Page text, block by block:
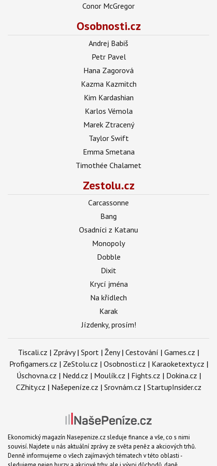
Conor McGregor
Osobnosti.cz
Andrej Babiš
Petr Pavel
Hana Zagorová
Kazma Kazmitch
Kim Kardashian
Karlos Vémola
Marek Ztracený
Taylor Swift
Emma Smetana
Timothée Chalamet
Zestolu.cz
Carcassonne
Bang
Osadníci z Katanu
Monopoly
Dobble
Dixit
Krycí jména
Na křídlech
Karak
Jízdenky, prosím!
Tiscali.cz | Zprávy| Sport | Ženy| Cestování | Games.cz |
Profigamers.cz | ZeStolu.cz | Osobnosti.cz | Karaoketexty.cz |
Úschovna.cz | Nedd.cz | Moulík.cz | Fights.cz | Dokina.cz |
CZhity.cz | Našepeníze.cz | Srovnám.cz | StartupInsider.cz
Ekonomický magazín Nasepenize.cz sleduje finance a vše, co s nimi
souvisí. Najdete u nás aktuální zprávy ze světa peněz a akciových trhů.
Denně informujeme o všech zajímavých tématech v této oblasti -